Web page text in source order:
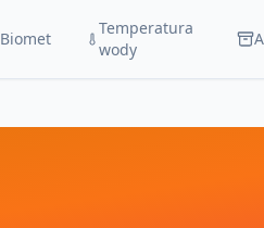
Biomet
Temperatura
wody